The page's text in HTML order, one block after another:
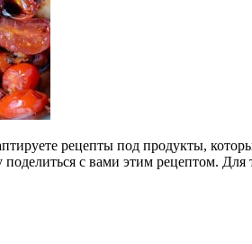
рецепты под продукты,
поделиться с вами этим рецептом.